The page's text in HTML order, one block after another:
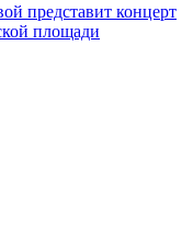
представит концерт
площади